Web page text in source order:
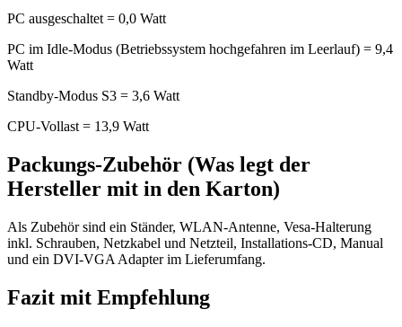
PC ausgeschaltet = 0,0 Watt
PC im Idle-Modus (Betriebssystem hochgefahren im Leerlauf) = 9,4
Watt
Standby-Modus S3 = 3,6 Watt
CPU-Vollast = 13,9 Watt
Packungs-Zubehör (Was legt der
Hersteller mit in den Karton)
Als Zubehör sind ein Ständer, WLAN-Antenne, Vesa-Halterung
inkl. Schrauben, Netzkabel und Netzteil, Installations-CD, Manual
und ein DVI-VGA Adapter im Lieferumfang.
Fazit mit Empfehlung